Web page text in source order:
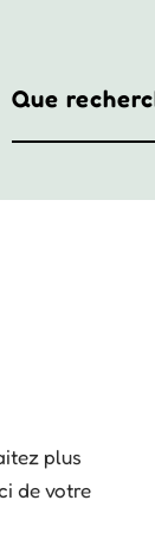
plus
de votre